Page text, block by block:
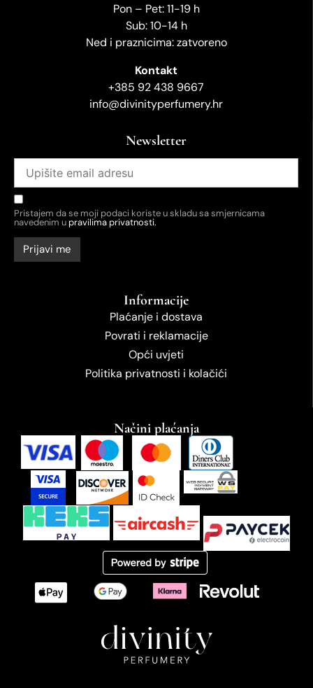
Pon – Pet: 11-19 h
Sub: 10-14 h
Ned i praznicima: zatvoreno
Kontakt
+385 92 438 9667
info@divinityperfumery.hr
Newsletter
Pristajem da se moji podaci koriste u skladu sa smjernicama
navedenim upravilima privatnosti.
Informacije
Plaćanje i dostava
Povrati i reklamacije
Opći uvjeti
Politika privatnosti i kolačići
Načini plaćanja